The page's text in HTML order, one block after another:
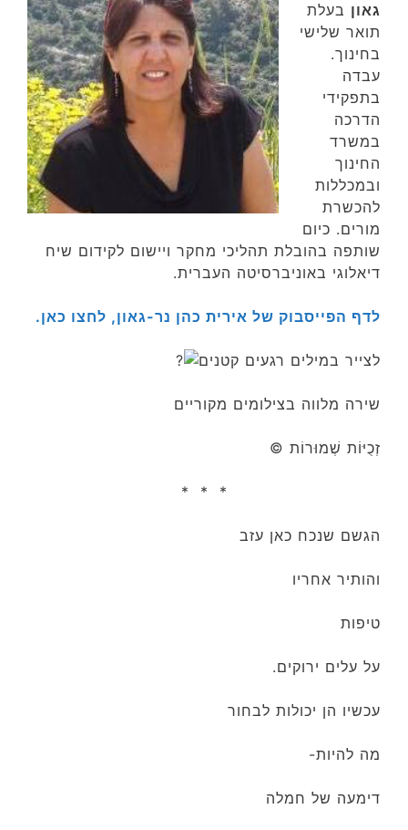
גאון בעלת
תואר שלישי
בחינוך.
עבדה
בתפקידי
הדרכה
במשרד
החינוך
ובמכללות
להכשרת
מורים. כיום
שותפה בהובלת תהליכי מחקר ויישום לקידום שיח
דיאלוגי באוניברסיטה העברית.
לדף הפייסבוק של אירית כהן נר-גאון, לחצו כאן.
לצייר במילים רגעים קטנים
שירה מלווה בצילומים מקוריים
זְכֻיּוֹת שְׁמוּרוֹת ©
* * *
הגשם שנכח כאן עזב
והותיר אחריו
טיפות
על עלים ירוקים.
עכשיו הן יכולות לבחור
מה להיות-
דימעה של חמלה